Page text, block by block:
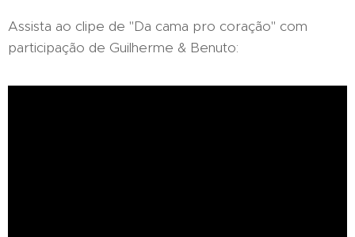
Assista ao clipe de "Da cama pro coração" com
participação de Guilherme & Benuto: